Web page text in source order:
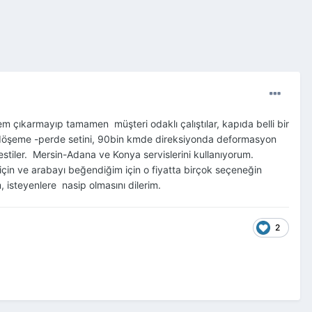
tamamen müşteri odaklı çalıştılar, kapıda belli bir
döşeme -perde setini, 90bin kmde direksiyonda deformasyon
Mersin-Adana ve Konya servislerini kullanıyorum.
ve arabayı beğendiğim için o fiyatta birçok seçeneğin
nasip olmasını dilerim.
2